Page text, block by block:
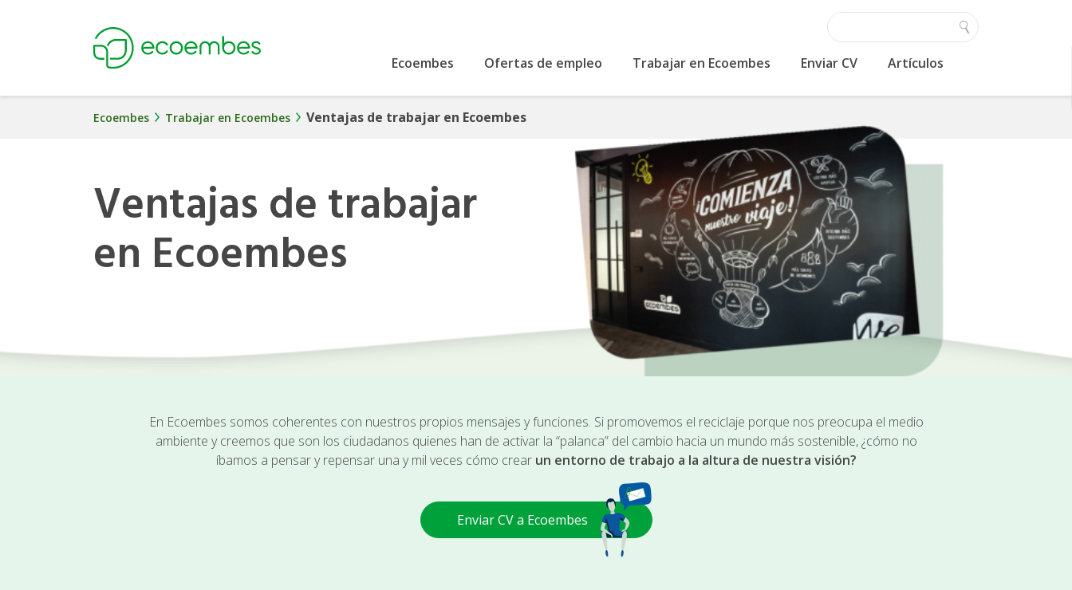
Ecoembes
Ofertas de empleo Trabajar en Ecoembes Enviar CV Artículos
Ecoembes Trabajar en Ecoembes Ventajas de trabajar en Ecoembes
Ventajas de trabajar
en Ecoembes
En Ecoembes somos coherentes con nuestros propios mensajes y funciones. Si promovemos el reciclaje porque nos preocupa el medio
ambiente y creemos que son los ciudadanos quienes han de activar la “palanca” del cambio hacia un mundo más sostenible, ¿cómo no
íbamos a pensar y repensar una y mil veces cómo crear un entorno de trabajo a la altura de nuestra visión?
Enviar CV a Ecoembes